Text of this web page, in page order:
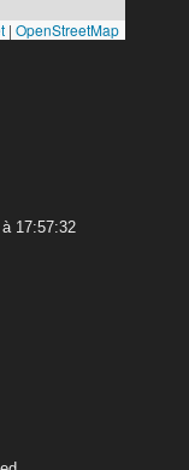
| OpenStreetMap
17:57:32